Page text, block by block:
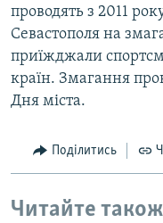
проводять з 2011
Севастополя на
приїжджали
країн. Змагання
Дня міста.
Поділитись
Читайте також